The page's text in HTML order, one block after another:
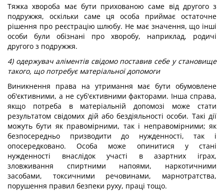
Тяжка хвороба має бути прихованою саме від другого з
подружжя, оскільки саме ця особа приймає остаточне
рішення про реєстрацію шлюбу. Не має значення, що інші
особи були обізнані про хворобу, наприклад, родичі
другого з подружжя.
4) одержувач аліментів свідомо поставив себе у становище
такого, що потребує матеріальної допомоги
Виникнення права на утримання має бути обумовлене
об'єктивними, а не суб'єктивними факторами. Інша справа,
якщо потреба в матеріальній допомозі може стати
результатом свідомих дій або бездіяльності особи. Такі дії
можуть бути як правомірними, так і неправомірними; як
безпосередньо призводити до нужденності, так і
опосередковано. Особа може опинитися у стані
нужденності внаслідок участі в азартних іграх,
зловживання спиртними напоями, наркотичними
засобами, токсичними речовинами, марнотратства,
порушення правил безпеки руху, праці тощо.